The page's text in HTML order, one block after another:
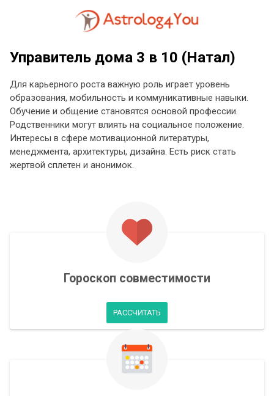
Управитель дома 3 в 10 (Натал)
Для карьерного роста важную роль играет уровень
образования, мобильность и коммуникативные навыки.
Обучение и общение становятся основой профессии.
Родственники могут влиять на социальное положение.
Интересы в сфере мотивационной литературы,
менеджмента, архитектуры, дизайна. Есть риск стать
жертвой сплетен и анонимок.
Гороскоп совместимости
РАССЧИТАТЬ